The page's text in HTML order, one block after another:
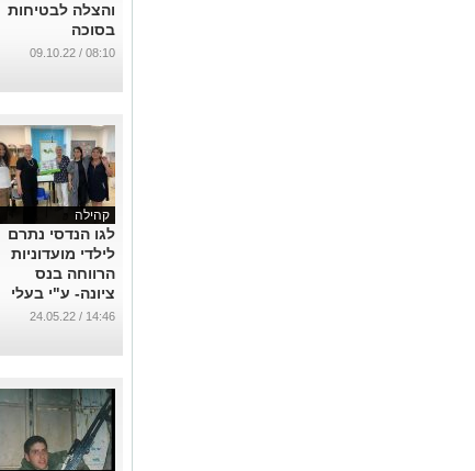
והצלה לבטיחות
בסוכה
...
08:10 / 09.10.22
קהילה
לגו הנדסי נתרם
לילדי מועדוניות
הרווחה בנס
ציונה- ע"י בעלי
"גולדן קייר" - לרה
...
14:46 / 24.05.22